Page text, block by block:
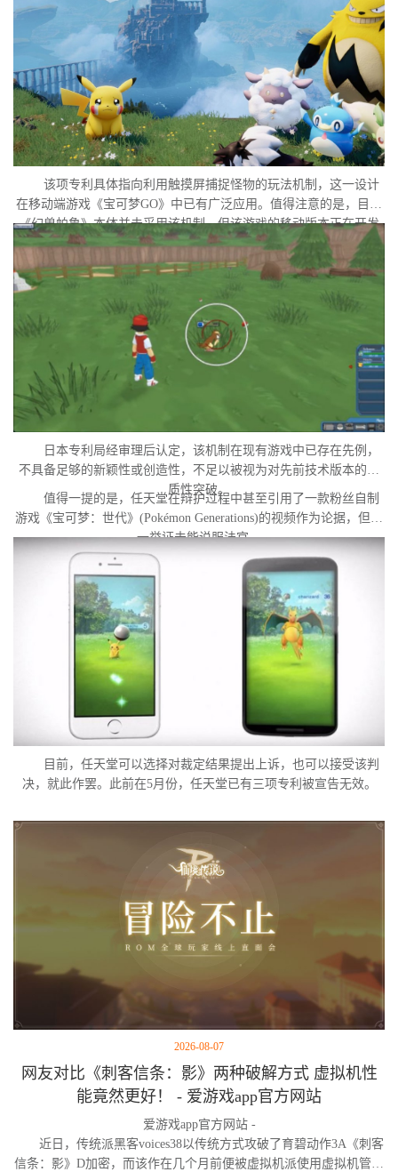
该项专利具体指向利用触摸屏捕捉怪物的玩法机制，这一设计
在移动端游戏《宝可梦GO》中已有广泛应用。值得注意的是，目前
《幻兽帕鲁》本体并未采用该机制，但该游戏的移动版本正在开发
中。外界普遍认为，这很可能是任天堂在当前时间点针对此项专利
发起诉讼的直接原因。
日本专利局经审理后认定，该机制在现有游戏中已存在先例，
不具备足够的新颖性或创造性，不足以被视为对先前技术版本的实
质性突破。
值得一提的是，任天堂在辩护过程中甚至引用了一款粉丝自制
游戏《宝可梦：世代》(Pokémon Generations)的视频作为论据，但这
一举证未能说服法官。
目前，任天堂可以选择对裁定结果提出上诉，也可以接受该判
决，就此作罢。此前在5月份，任天堂已有三项专利被宣告无效。
2026-08-07
网友对比《刺客信条：影》两种破解方式 虚拟机性
能竟然更好！ - 爱游戏app官方网站
爱游戏app官方网站 -
近日，传统派黑客voices38以传统方式攻破了育碧动作3A《刺客
信条：影》D加密，而该作在几个月前便被虚拟机派使用虚拟机管理